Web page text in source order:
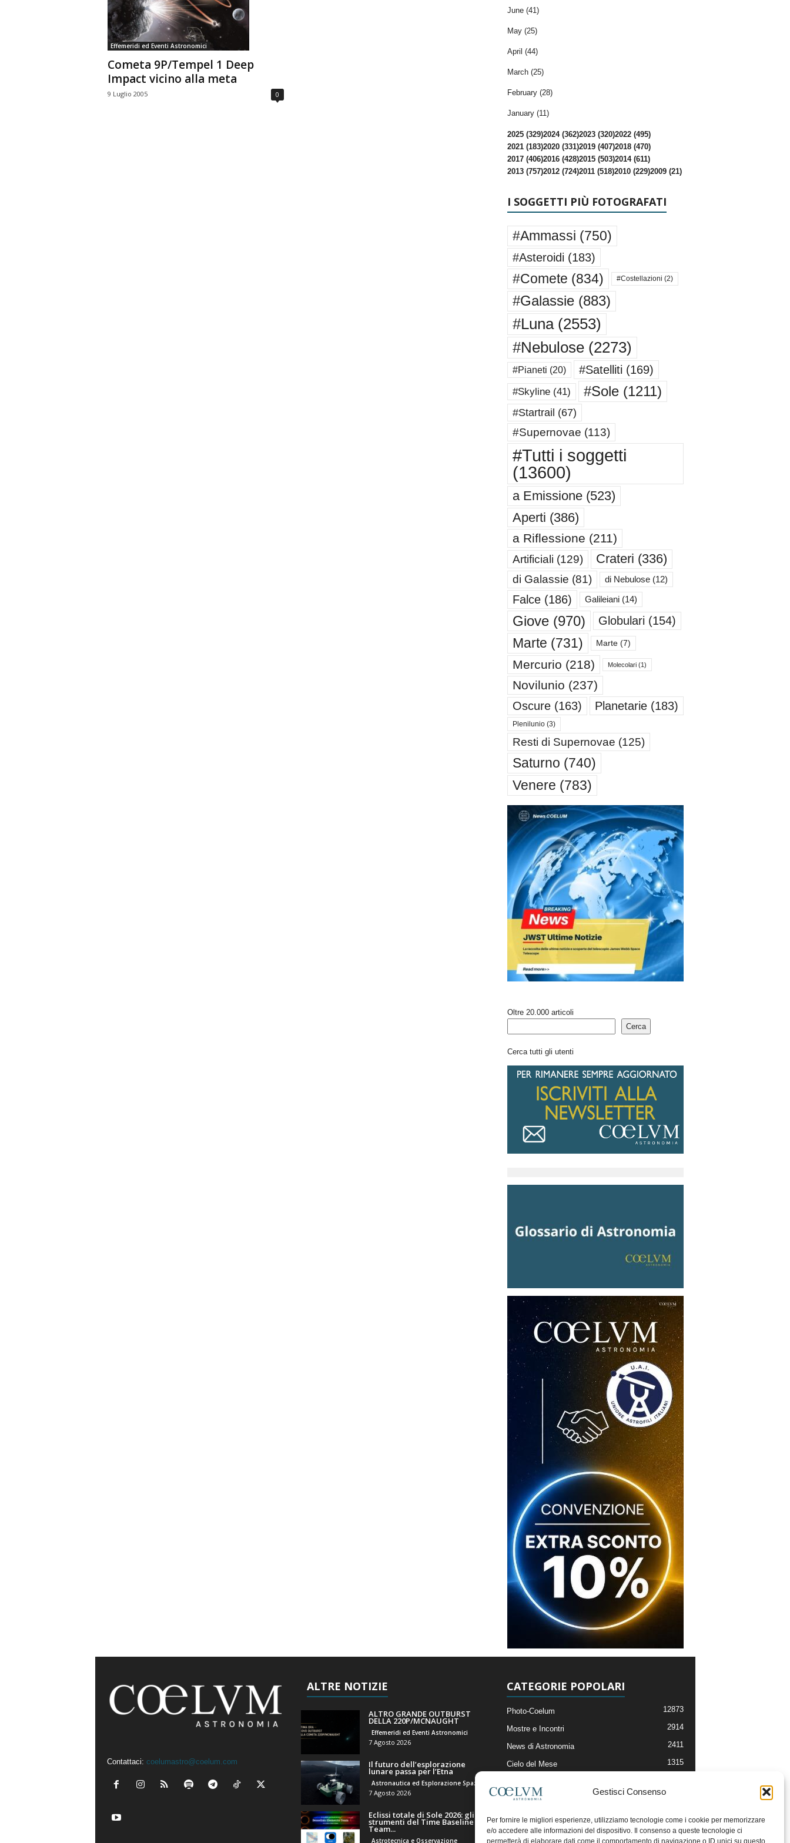
Gestisci Consenso
Per fornire le migliori esperienze, utilizziamo tecnologie come i cookie per memorizzare
e/o accedere alle informazioni del dispositivo. Il consenso a queste tecnologie ci
permetterà di elaborare dati come il comportamento di navigazione o ID unici su questo
o
i
a
Effemeridi ed Eventi Astronomici
Cometa 9P/Tempel 1 Deep
Impact vicino alla meta
9 Luglio 2005 0
June (41)
May (25)
April (44)
March (25)
February (28)
January (11)
2025 (329)2024 (362)2023 (320)2022 (495)
2021 (183)2020 (331)2019 (407)2018 (470)
2017 (406)2016 (428)2015 (503)2014 (611)
2013 (757)2012 (724)2011 (518)2010 (229)2009 (21)
I SOGGETTI PIÙ FOTOGRAFATI
#Ammassi (750)
#Asteroidi (183)
#Comete (834) #Costellazioni (2)
#Galassie(883)
#Luna(2553)
#Nebulose(2273)
#Pianeti (20) #Satelliti (169)
#Skyline(41) #Sole(1211)
#Startrail (67)
#Supernovae (113)
#Tutti i soggetti
(13600)
a Emissione(523)
Aperti (386)
a Riflessione (211)
Artificiali (129) Crateri (336)
di Galassie (81) di Nebulose(12)
Falce(186) Galileiani(14)
Giove(970) Globulari (154)
Marte (731) Marte(7)
Mercurio (218) Molecolari(1)
Novilunio (237)
Oscure(163) Planetarie(183)
Plenilunio(3)
Resti di Supernovae (125)
Saturno (740)
Venere (783)
Oltre 20.000 articoli
Cerca
Cerca tutti gli utenti
Contattaci: coelumastro@coelum.com
ALTRE NOTIZIE
ALTRO GRANDE OUTBURST
DELLA 220P/MCNAUGHT
Effemeridi ed Eventi Astronomici
7 Agosto 2026
Il futuro dell’esplorazione
lunare passa per l’Etna
7 Agosto 2026
Eclissi totale di Sole 2026: gli
strumenti del Time Baseline
Team...
Astrotecnica e Osservazione
CATEGORIE POPOLARI
Photo-Coelum 12873
Mostre e Incontri 2914
News di Astronomia 2411
Cielo del Mese 1315
Articoli e Risorse On-Line
Il Blog della Redazione